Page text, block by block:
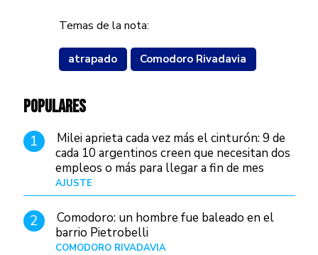
Temas de la nota:
atrapado Comodoro Rivadavia
POPULARES
1
Milei aprieta cada vez más el cinturón: 9 de
cada 10 argentinos creen que necesitan dos
empleos o más para llegar a fin de mes
AJUSTE
2
Comodoro: un hombre fue baleado en el
barrio Pietrobelli
COMODORO RIVADAVIA